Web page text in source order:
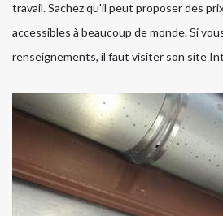
travail. Sachez qu'il peut proposer des
accessibles à beaucoup de monde. Si
renseignements, il faut visiter son site